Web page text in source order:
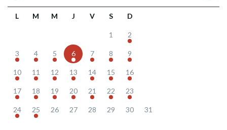
L M M J V S D
1 2
3 4 5 6 7 8 9
10 11 12 13 14 15 16
17 18 19 20 21 22 23
24 25 26 27 28 29 30 31